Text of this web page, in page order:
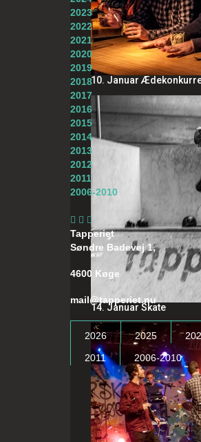
2023
2022
2021
2020
2019
2018
2017
2016
2015
2014
2013
2012
2011
2006-2010
Tapperiet
Søndre Badevej 1,
4600 Køge
mail@tapperiet.nu
2026 2025
2011
2006-2010
10. Januar
14. Januar Skate